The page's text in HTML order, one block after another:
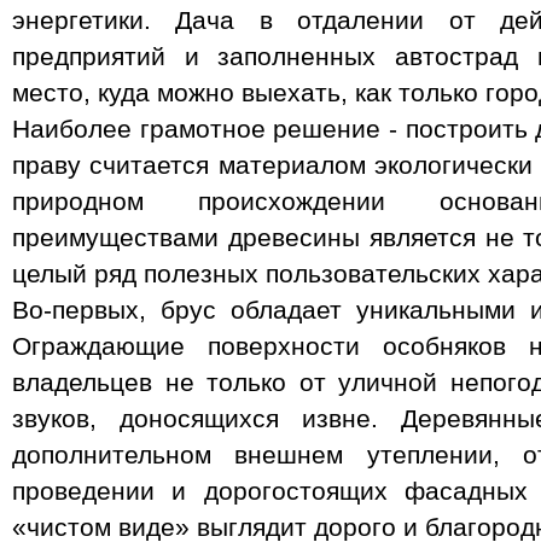
энергетики. Дача в отдалении от
предприятий и заполненных автострад
место, куда можно выехать, как только
Наиболее грамотное решение -
праву считается материалом
природном происхождении
преимуществами древесины является не
целый ряд полезных пользовательских
Во-первых, брус обладает уникальными
Ограждающие поверхности особняков
владельцев не только от уличной
звуков, доносящихся извне.
дополнительном внешнем утеплении,
проведении и дорогостоящих
«чистом виде» выглядит дорого и